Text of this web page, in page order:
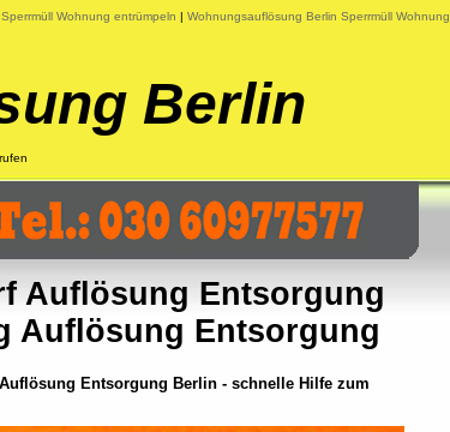
Wohnung entrümpeln | Wohnungsauflösung Berlin Sperrmüll Wohnung
Berlin
Auflösung Entsorgung
Auflösung Entsorgung
Entsorgung Berlin - schnelle Hilfe zum